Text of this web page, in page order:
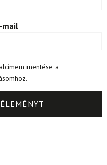
mail
mentése a